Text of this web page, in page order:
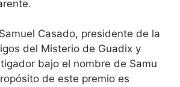
Casado, presidente de la
del Misterio de Guadix y
bajo el nombre de Samu
de este premio es